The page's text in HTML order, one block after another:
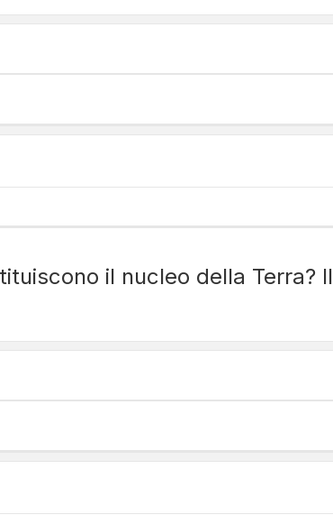
il nucleo della Terra? Il